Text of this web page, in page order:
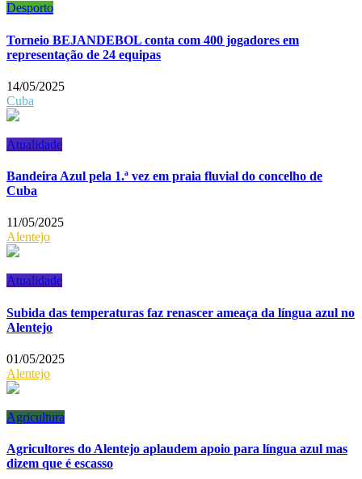
Desporto
Torneio BEJANDEBOL conta com 400 jogadores em
representação de 24 equipas
14/05/2025
Cuba
Atualidade
Bandeira Azul pela 1.ª vez em praia fluvial do concelho de
Cuba
11/05/2025
Alentejo
Atualidade
Subida das temperaturas faz renascer ameaça da língua azul no
Alentejo
01/05/2025
Alentejo
Agricultura
Agricultores do Alentejo aplaudem apoio para língua azul mas
dizem que é escasso